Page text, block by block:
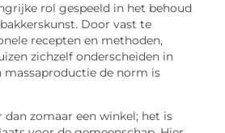
rol gespeeld in het behoud
Door vast te
recepten en methoden,
zichzelf onderscheiden in
massaproductie de norm is
dan zomaar een winkel; het is